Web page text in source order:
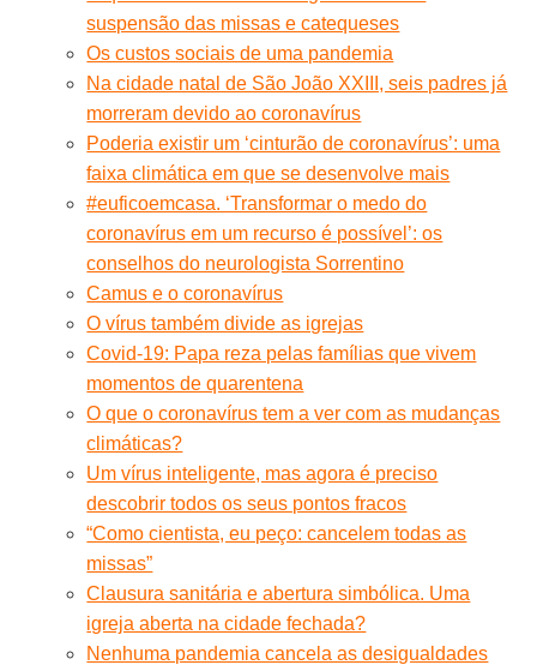
suspensão das missas e catequeses
Os custos sociais de uma pandemia
Na cidade natal de São João XXIII, seis padres já
morreram devido ao coronavírus
Poderia existir um ‘cinturão de coronavírus’: uma
faixa climática em que se desenvolve mais
#euficoemcasa. ‘Transformar o medo do
coronavírus em um recurso é possível’: os
conselhos do neurologista Sorrentino
Camus e o coronavírus
O vírus também divide as igrejas
Covid-19: Papa reza pelas famílias que vivem
momentos de quarentena
O que o coronavírus tem a ver com as mudanças
climáticas?
Um vírus inteligente, mas agora é preciso
descobrir todos os seus pontos fracos
“Como cientista, eu peço: cancelem todas as
missas”
Clausura sanitária e abertura simbólica. Uma
igreja aberta na cidade fechada?
Nenhuma pandemia cancela as desigualdades